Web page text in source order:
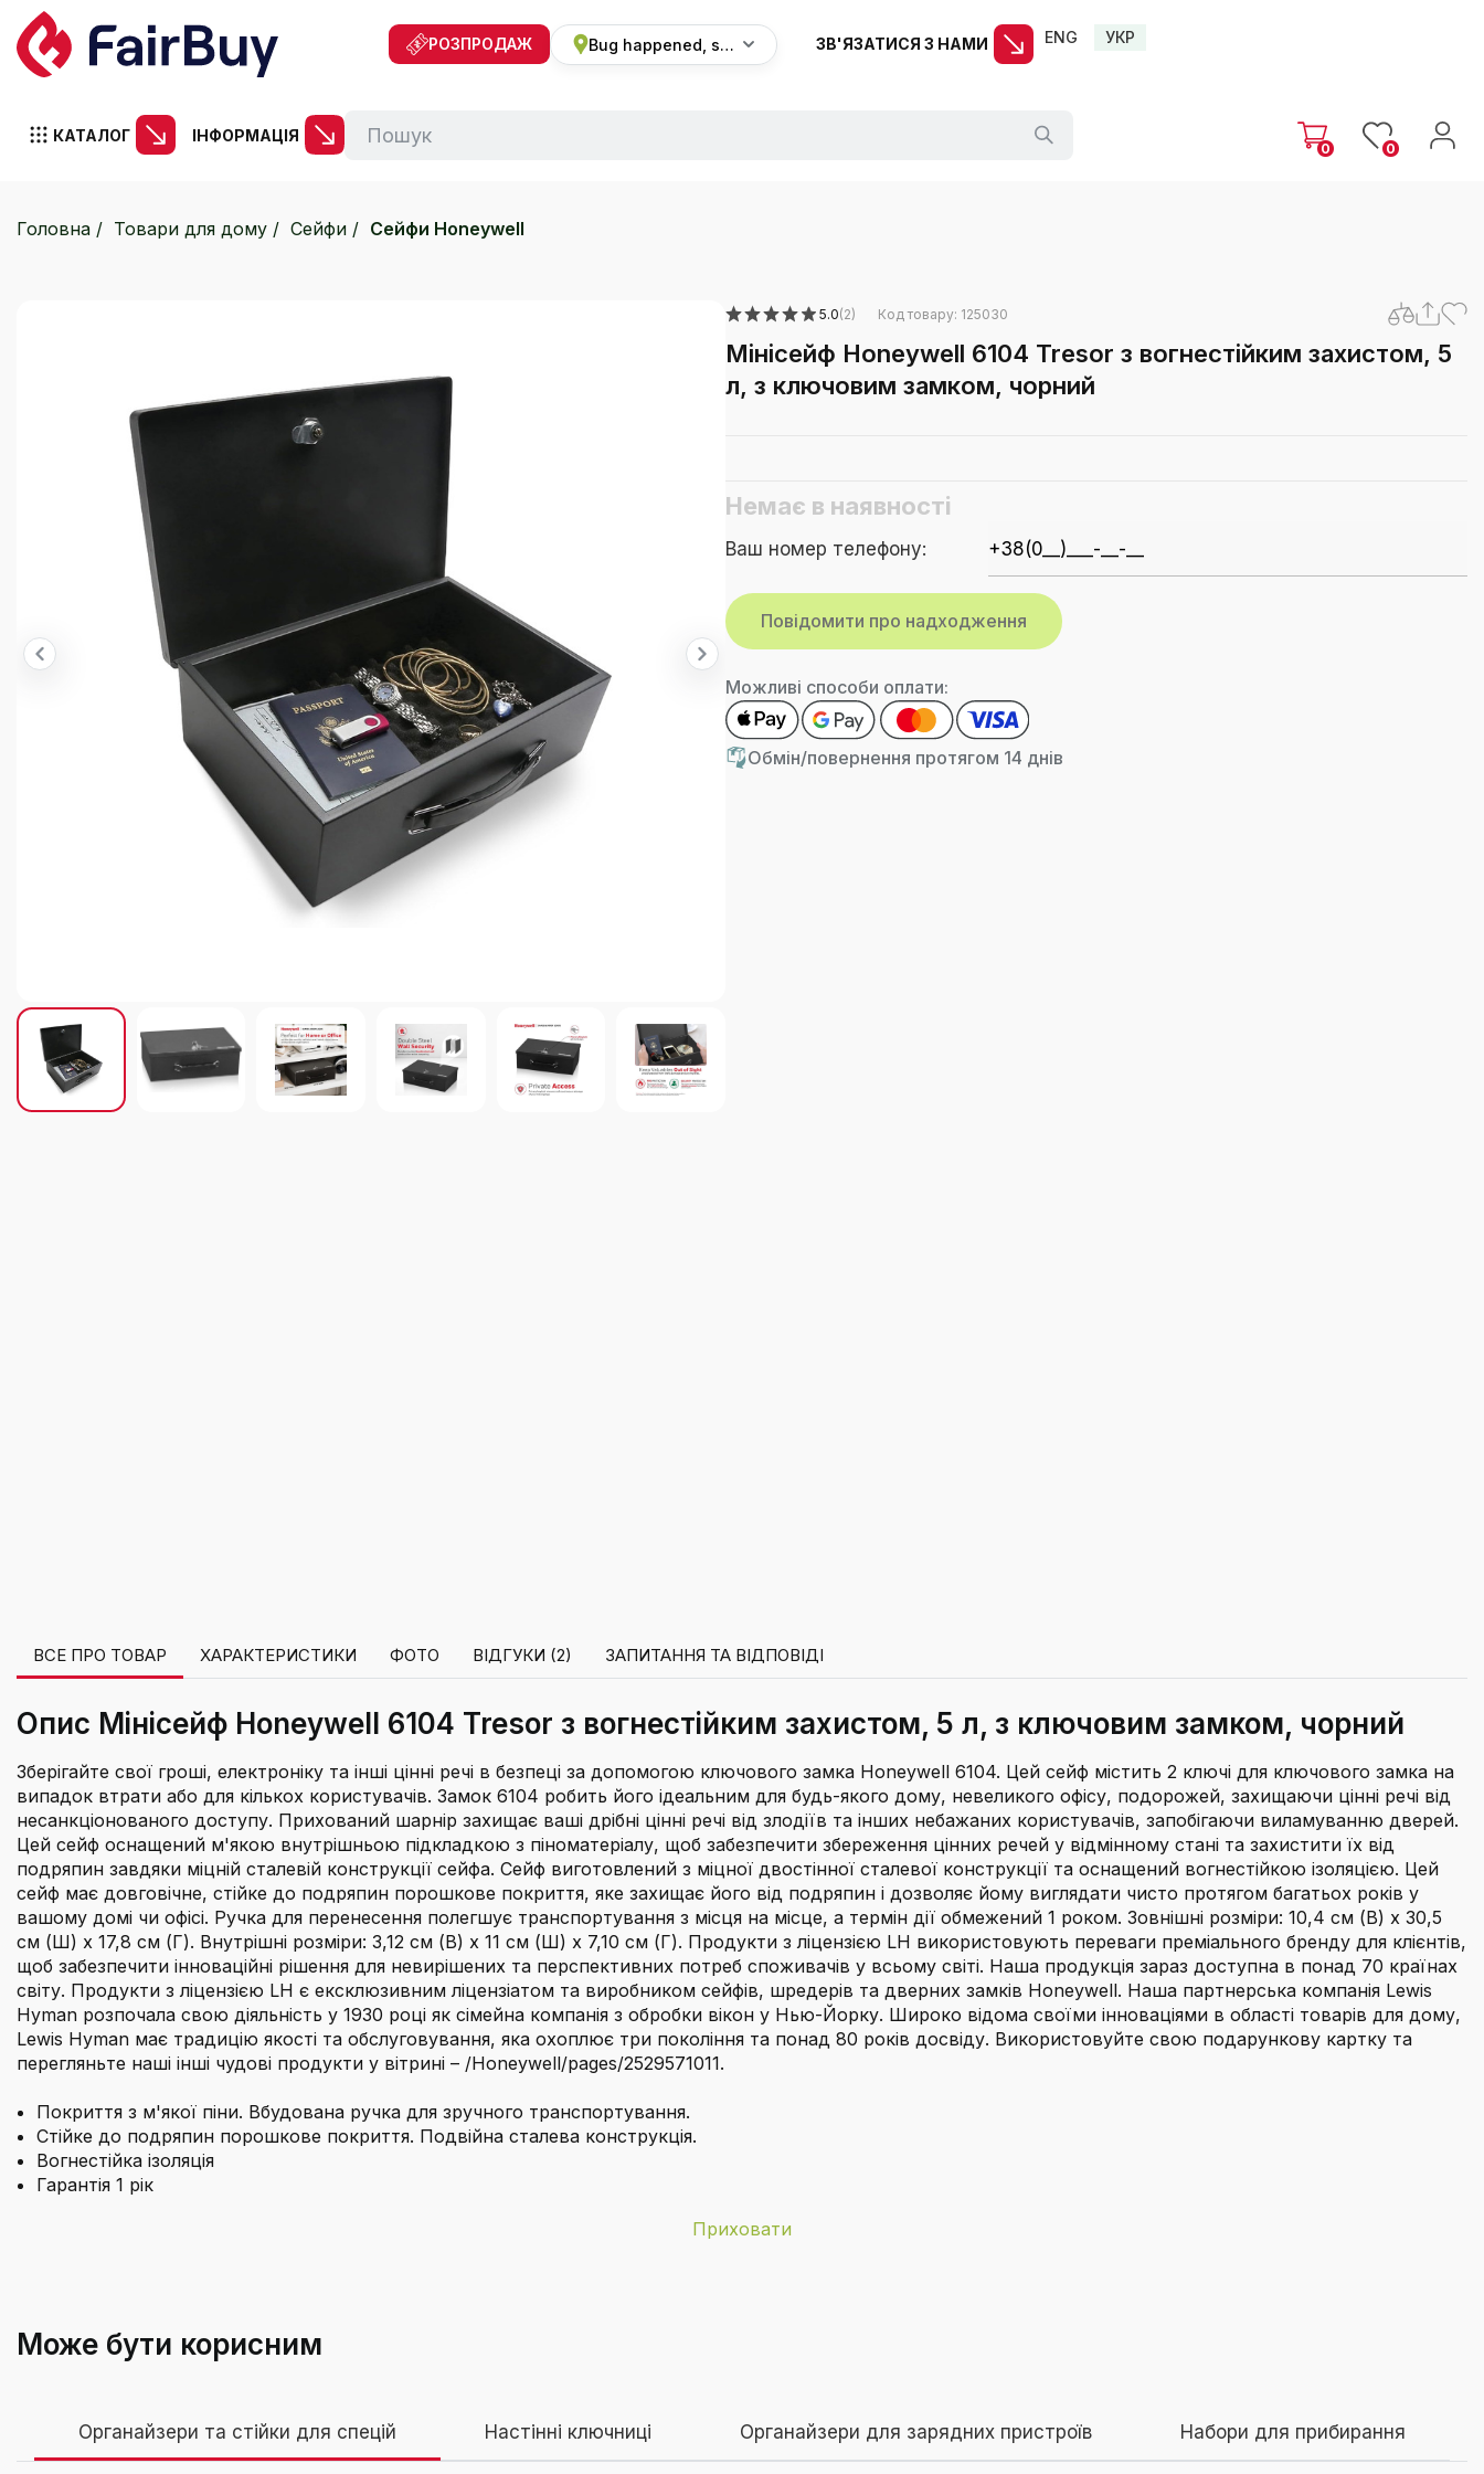
РОЗПРОДАЖ Bug happened, sorry ЗВ'ЯЗАТИСЯ З НАМИ ENG УКР
КАТАЛОГ ІНФОРМАЦІЯ
0 0
Головна Товари для дому Сейфи Сейфи Honeywell
5.0(2) Код товару: 125030
Мінісейф Honeywell 6104 Tresor з вогнестійким захистом, 5
л, з ключовим замком, чорний
Немає в наявності
Ваш номер телефону:
Можливі способи оплати:
Обмін/повернення протягом 14 днів
ВСЕ ПРО ТОВАР ХАРАКТЕРИСТИКИ ФОТО ВІДГУКИ (2) ЗАПИТАННЯ ТА ВІДПОВІДІ
Опис Мінісейф Honeywell 6104 Tresor з вогнестійким захистом, 5 л, з ключовим замком, чорний
Зберігайте свої гроші, електроніку та інші цінні речі в безпеці за допомогою ключового замка Honeywell 6104. Цей сейф містить 2 ключі для ключового замка на
випадок втрати або для кількох користувачів. Замок 6104 робить його ідеальним для будь-якого дому, невеликого офісу, подорожей, захищаючи цінні речі від
несанкціонованого доступу. Прихований шарнір захищає ваші дрібні цінні речі від злодіїв та інших небажаних користувачів, запобігаючи виламуванню дверей.
Цей сейф оснащений м'якою внутрішньою підкладкою з піноматеріалу, щоб забезпечити збереження цінних речей у відмінному стані та захистити їх від
подряпин завдяки міцній сталевій конструкції сейфа. Сейф виготовлений з міцної двостінної сталевої конструкції та оснащений вогнестійкою ізоляцією. Цей
сейф має довговічне, стійке до подряпин порошкове покриття, яке захищає його від подряпин і дозволяє йому виглядати чисто протягом багатьох років у
вашому домі чи офісі. Ручка для перенесення полегшує транспортування з місця на місце, а термін дії обмежений 1 роком. Зовнішні розміри: 10,4 см (В) x 30,5
см (Ш) x 17,8 см (Г). Внутрішні розміри: 3,12 см (В) x 11 см (Ш) x 7,10 см (Г). Продукти з ліцензією LH використовують переваги преміального бренду для клієнтів,
щоб забезпечити інноваційні рішення для невирішених та перспективних потреб споживачів у всьому світі. Наша продукція зараз доступна в понад 70 країнах
світу. Продукти з ліцензією LH є ексклюзивним ліцензіатом та виробником сейфів, шредерів та дверних замків Honeywell. Наша партнерська компанія Lewis
Hyman розпочала свою діяльність у 1930 році як сімейна компанія з обробки вікон у Нью-Йорку. Широко відома своїми інноваціями в області товарів для дому,
Lewis Hyman має традицію якості та обслуговування, яка охоплює три покоління та понад 80 років досвіду. Використовуйте свою подарункову картку та
перегляньте наші інші чудові продукти у вітрині – /Honeywell/pages/2529571011.
Покриття з м'якої піни. Вбудована ручка для зручного транспортування.
Стійке до подряпин порошкове покриття. Подвійна сталева конструкція.
Вогнестійка ізоляція
Гарантія 1 рік
Приховати
Включені компоненти 6104
Може бути корисним
Органайзери та стійки для спецій Настінні ключниці Органайзери для зарядних пристроїв Набори для прибирання